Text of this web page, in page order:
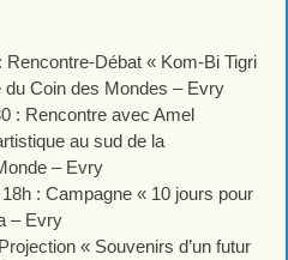
Rencontre-Débat « Kom-Bi Tigri
du Coin des Mondes – Evry
: Rencontre avec Amel
au sud de la
– Evry
: Campagne « 10 jours pour
– Evry
« Souvenirs d’un futur